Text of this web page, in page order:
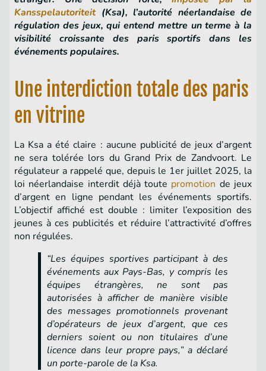
Kansspelautoriteit(Ksa), l’autorité néerlandaise de
régulation des jeux, qui entend mettre un terme à la
visibilité croissante des paris sportifs dans les
événements populaires.
Une interdiction totale des paris
en vitrine
La Ksa a été claire : aucune publicité de jeux d’argent
ne sera tolérée lors du Grand Prix de Zandvoort. Le
régulateur a rappelé que, depuis le 1er juillet 2025, la
loi néerlandaise interdit déjà toute promotion de jeux
d’argent en ligne pendant les événements sportifs.
L’objectif affiché est double : limiter l’exposition des
jeunes à ces publicités et réduire l’attractivité d’offres
non régulées.
“Les équipes sportives participant à des
événements aux Pays-Bas, y compris les
équipes étrangères, ne sont pas
autorisées à afficher de manière visible
des messages promotionnels provenant
d’opérateurs de jeux d’argent, que ces
derniers soient ou non titulaires d’une
licence dans leur propre pays,” a déclaré
un porte-parole de la Ksa.